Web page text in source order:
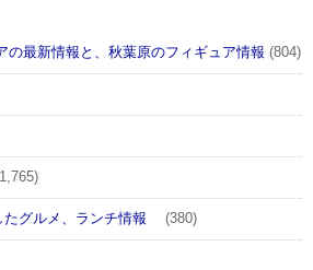
の最新情報と、秋葉原のフィギュア情報 (804)
グルメ、ランチ情報 (380)